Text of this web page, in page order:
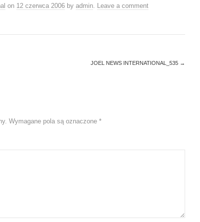
on 12 czerwca 2006 by admin. Leave a comment
JOEL NEWS INTERNATIONAL_535 →
Wymagane pola są oznaczone *